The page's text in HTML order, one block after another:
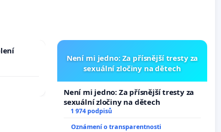
Není mi jedno: Za přísnější tresty za
sexuální zločiny na dětech
Není mi jedno: Za přísnější tresty za
sexuální zločiny na dětech
1 974 podpisů
Oznámení o transparentnosti